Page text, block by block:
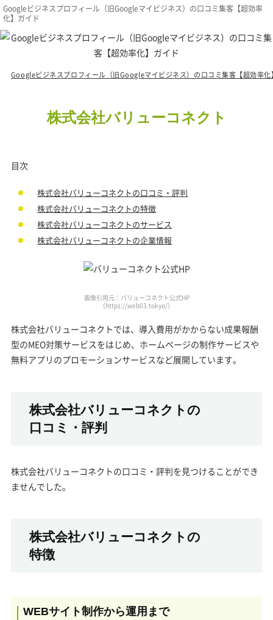
Googleビジネスプロフィール（旧Googleマイビジネス）の口コミ集客【超効率
化】ガイド
Googleビジネスプロフィール（旧Googleマイビジネス）の口コミ集客【超効率化
株式会社バリューコネクト
目次
株式会社バリューコネクトの口コミ・評判
株式会社バリューコネクトの特徴
株式会社バリューコネクトのサービス
株式会社バリューコネクトの企業情報
画像引用元：バリューコネクト公式HP
（https://web03.tokyo/）
株式会社バリューコネクトでは、導入費用がかからない成果報酬
型のMEO対策サービスをはじめ、ホームページの制作サービスや
無料アプリのプロモーションサービスなど展開しています。
株式会社バリューコネクトの
口コミ・評判
株式会社バリューコネクトの口コミ・評判を見つけることができ
ませんでした。
株式会社バリューコネクトの
特徴
WEBサイト制作から運用まで